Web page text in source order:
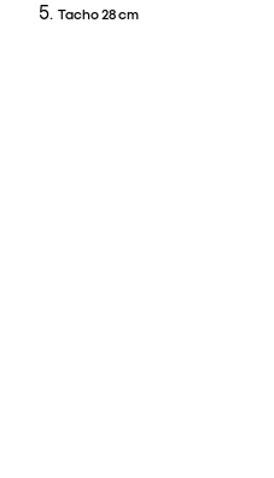
Tacho 28 cm